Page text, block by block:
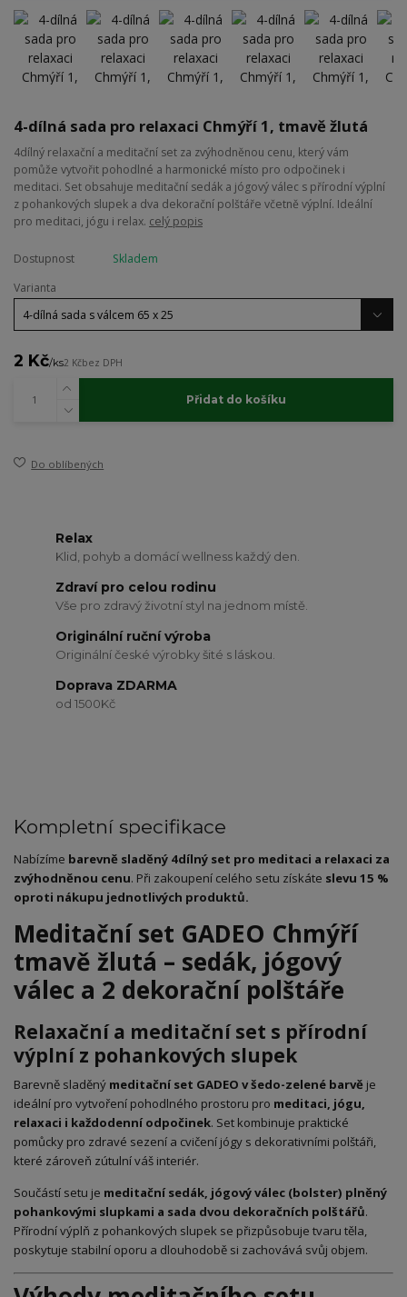
4-dílná sada pro relaxaci Chmýří 1, tmavě žlutá
4dílný relaxační a meditační set za zvýhodněnou cenu, který vám
pomůže vytvořit pohodlné a harmonické místo pro odpočinek i
meditaci. Set obsahuje meditační sedák a jógový válec s přírodní výplní
z pohankových slupek a dva dekorační polštáře včetně výplní. Ideální
pro meditaci, jógu i relax. celý popis
Dostupnost
Skladem
Varianta
2 Kč/ks2 Kčbez DPH
Přidat do košíku
Do oblíbených
Relax
Klid, pohyb a domácí wellness každý den.
Zdraví pro celou rodinu
Vše pro zdravý životní styl na jednom místě.
Originální ruční výroba
Originální české výrobky šité s láskou.
Doprava ZDARMA
od 1500Kč
Kompletní specifikace
Nabízíme barevně sladěný 4dílný set pro meditaci a relaxaci za
zvýhodněnou cenu. Při zakoupení celého setu získáte slevu 15 %
oproti nákupu jednotlivých produktů.
Meditační set GADEO Chmýří
tmavě žlutá – sedák, jógový
válec a 2 dekorační polštáře
Relaxační a meditační set s přírodní
výplní z pohankových slupek
Barevně sladěný meditační set GADEO v šedo-zelené barvě je
ideální pro vytvoření pohodlného prostoru pro meditaci, jógu,
relaxaci i každodenní odpočinek. Set kombinuje praktické
pomůcky pro zdravé sezení a cvičení jógy s dekorativními polštáři,
které zároveň zútulní váš interiér.
Součástí setu je meditační sedák, jógový válec (bolster) plněný
pohankovými slupkami a sada dvou dekoračních polštářů.
Přírodní výplň z pohankových slupek se přizpůsobuje tvaru těla,
poskytuje stabilní oporu a dlouhodobě si zachovává svůj objem.